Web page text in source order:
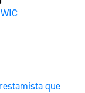
que